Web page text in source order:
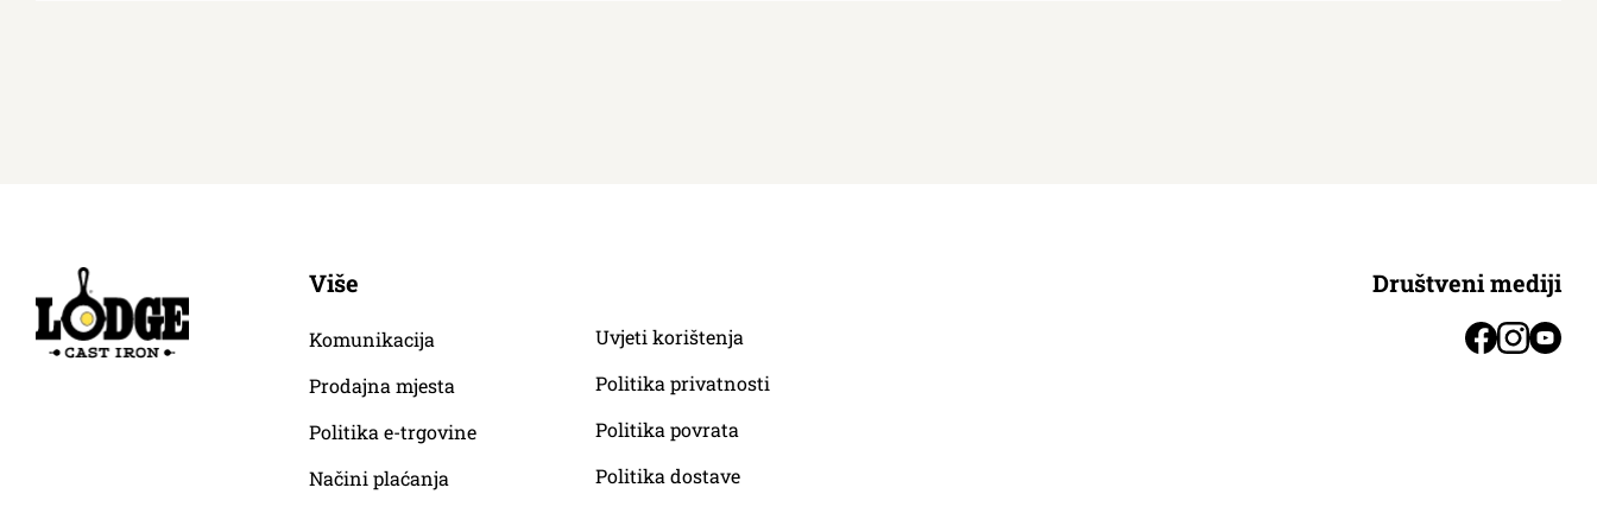
Više
Komunikacija
Prodajna mjesta
Politika e-trgovine
Načini plaćanja
Uvjeti korištenja
Politika privatnosti
Politika povrata
Politika dostave
Društveni mediji
Facebook